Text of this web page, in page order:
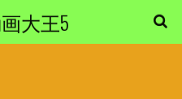
大王5